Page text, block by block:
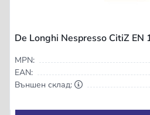
De Longhi Nespresso CitiZ EN
MPN:
EAN:
Външен склад: